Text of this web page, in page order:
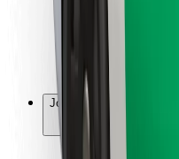
Ravintoloille
Bolt for Business
Jotain muuta
Tavarantoimittajille